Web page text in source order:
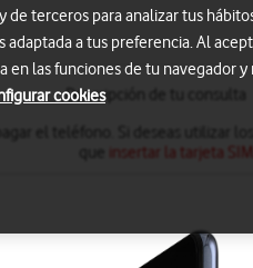
Descripción de tu consulta
insertar la tarjeta SIM
de terceros para analizar tus
a tus preferencia. Al
las funciones de tu navegador
cookies